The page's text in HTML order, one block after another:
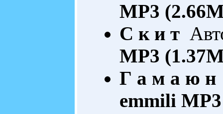
MP3
С к и т
MP3
Г а м а ю н
emmili